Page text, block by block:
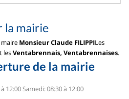
la mairie
Monsieur Claude FILIPPILes
lesVentabrennais, Ventabrennaises.
de la mairie
12:00Samedi: 08:30 à 12:00